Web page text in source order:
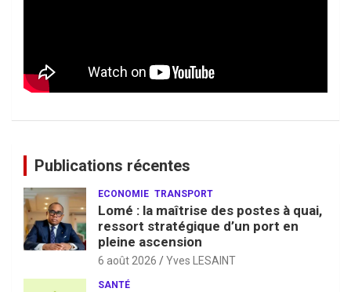
Publications récentes
ECONOMIE TRANSPORT
Lomé : la maîtrise des postes à quai,
ressort stratégique d’un port en
pleine ascension
6 août 2026 Yves LESAINT
SANTÉ